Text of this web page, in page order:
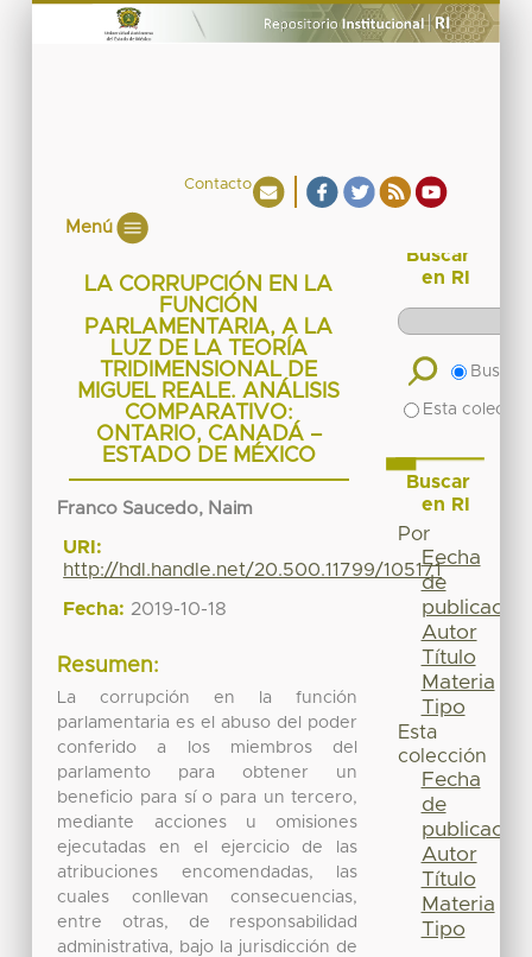
Contacto
Menú
LA CORRUPCIÓN EN LA
FUNCIÓN
PARLAMENTARIA, A LA
LUZ DE LA TEORÍA
TRIDIMENSIONAL DE
MIGUEL REALE. ANÁLISIS
COMPARATIVO:
ONTARIO, CANADÁ –
ESTADO DE MÉXICO
Franco Saucedo, Naim
URI:
http://hdl.handle.net/20.500.11799/105171
Fecha: 2019-10-18
Resumen:
La corrupción en la función
parlamentaria es el abuso del poder
conferido a los miembros del
parlamento para obtener un
beneficio para sí o para un tercero,
mediante acciones u omisiones
ejecutadas en el ejercicio de las
atribuciones encomendadas, las
cuales conllevan consecuencias,
entre otras, de responsabilidad
administrativa, bajo la jurisdicción de
Buscar
en RI
Buscar
Esta
Buscar
en RI
Por
Fecha
de
publicación
Autor
Título
Materia
Tipo
Esta
colección
Fecha
de
publicación
Autor
Título
Materia
Tipo